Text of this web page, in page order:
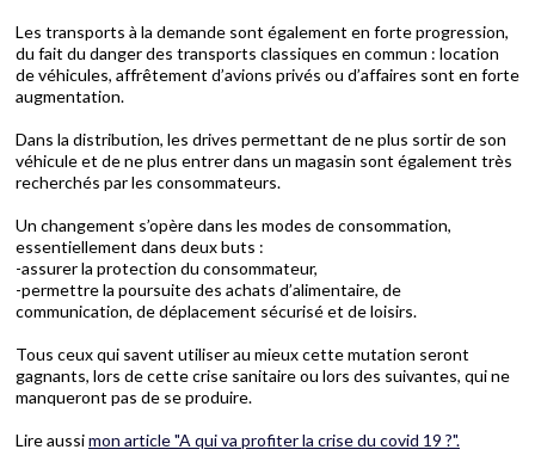
Les transports à la demande sont également en forte progression,
du fait du danger des transports classiques en commun : location
de véhicules, affrêtement d’avions privés ou d’affaires sont en forte
augmentation.
Dans la distribution, les drives permettant de ne plus sortir de son
véhicule et de ne plus entrer dans un magasin sont également très
recherchés par les consommateurs.
Un changement s’opère dans les modes de consommation,
essentiellement dans deux buts :
-assurer la protection du consommateur,
-permettre la poursuite des achats d’alimentaire, de
communication, de déplacement sécurisé et de loisirs.
Tous ceux qui savent utiliser au mieux cette mutation seront
gagnants, lors de cette crise sanitaire ou lors des suivantes, qui ne
manqueront pas de se produire.
Lire aussimon article "A qui va profiter la crise du covid 19 ?".